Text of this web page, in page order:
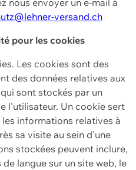
versand.ch
pour les cookies
Les cookies sont des
des données relatives aux
sont stockés par un
l'utilisateur. Un cookie sert
informations relatives à
sa visite au sein d'une
stockées peuvent inclure,
langue sur un site web, le